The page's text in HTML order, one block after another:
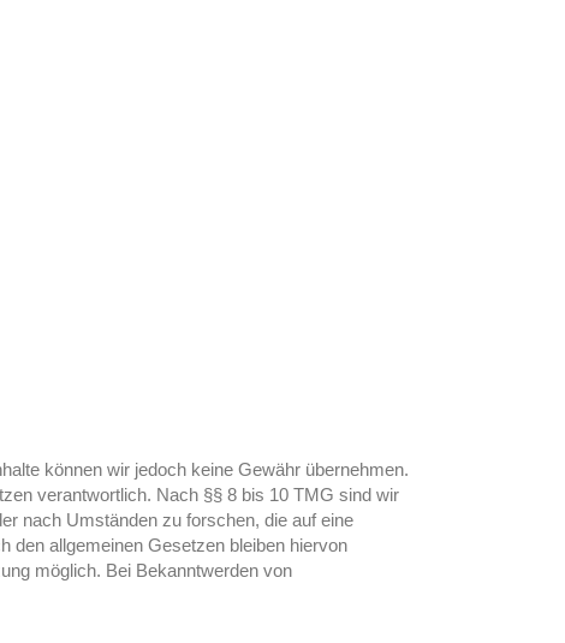
können wir jedoch keine Gewähr übernehmen.
verantwortlich. Nach §§ 8 bis 10 TMG sind wir
nach Umständen zu forschen, die auf eine
den allgemeinen Gesetzen bleiben hiervon
möglich. Bei Bekanntwerden von